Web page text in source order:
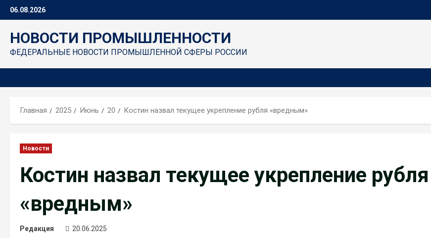
Перейти
к
содержимому
06.08.2026
НОВОСТИ ПРОМЫШЛЕННОСТИ
ФЕДЕРАЛЬНЫЕ НОВОСТИ ПРОМЫШЛЕННОЙ СФЕРЫ РОССИИ
Главная 2025 Июнь 20 Костин назвал текущее укрепление рубля «вредным»
Новости
Костин назвал текущее укрепление рубля
«вредным»
Редакция 20.06.2025